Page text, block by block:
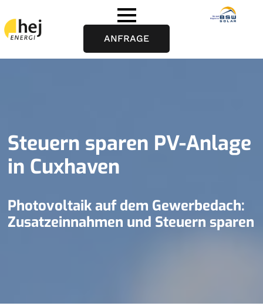
ANFRAGE
Steuern sparen PV-Anlage
in Cuxhaven
Photovoltaik auf dem Gewerbedach:
Zusatzeinnahmen und Steuern sparen